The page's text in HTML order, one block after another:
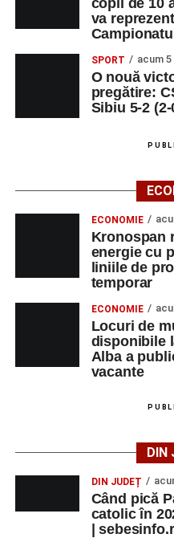
copil de 10
va
SPORT acum 5
O nouă
pregătire:
Sibiu 5-2 (2-
ECONOMIE
Kronospan
energie cu
liniile de
temporar
ECONOMIE
Locuri de
disponibile
Alba a
vacante
DIN
DIN JUDEȚ
Când pică
catolic în
|